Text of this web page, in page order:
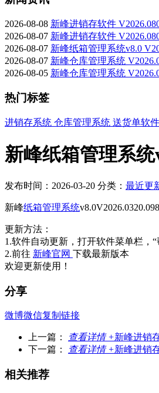
2026-08-08 新峰进销存软件
2026-08-07 新峰进销存软件
2026-08-07 新峰纸箱管理系统v8.0
2026-08-07 新峰仓库管理系统
2026-08-05 新峰仓库管理系统
热门标签
进销存系统 仓库管理系统 送货单软件
新峰纸箱管理系统
发布时间：2026-03-20 分类： 最近更
新峰纸箱管理系统
更新方法：
1.软件自动更新，打开软件菜单栏，
2.前往 新峰官网 下载最新版本
欢迎更新使用！
分享
微博微信复制链接
上一篇： 查看详情 +新峰进销
下一篇：
查看详情 +新峰进销
相关推荐